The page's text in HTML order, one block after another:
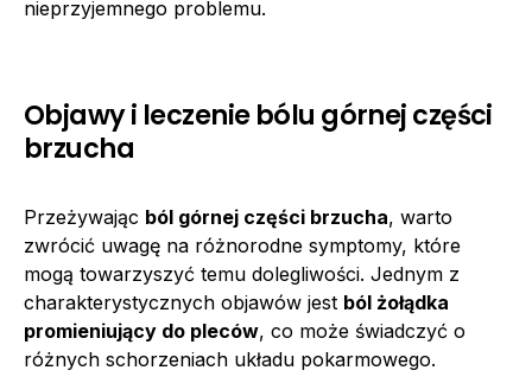
nieprzyjemnego problemu.
Objawy i leczenie bólu górnej części
brzucha
Przeżywając ból górnej części brzucha, warto
zwrócić uwagę na różnorodne symptomy, które
mogą towarzyszyć temu dolegliwości. Jednym z
charakterystycznych objawów jest ból żołądka
promieniujący do pleców, co może świadczyć o
różnych schorzeniach układu pokarmowego.